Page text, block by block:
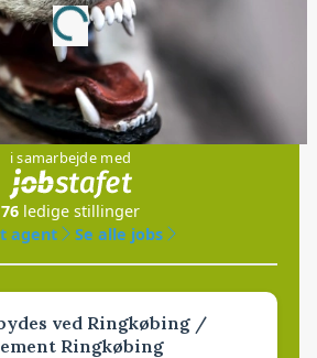
Loading...
Jobs
i samarbejde med
76 ledige stillinger
agent
Se alle jobs
ved Ringkøbing /
Ringkøbing